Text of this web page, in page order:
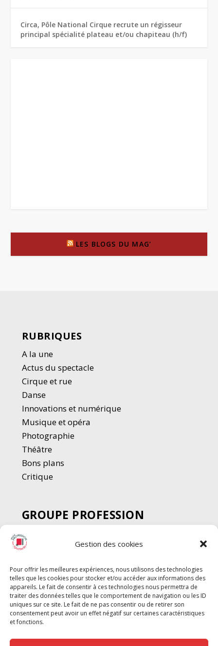
Gestion des cookies
Pour offrir les meilleures expériences, nous utilisons des technologies
telles que les cookies pour stocker et/ou accéder aux informations des
appareils. Le fait de consentir à ces technologies nous permettra de
traiter des données telles que le comportement de navigation ou les ID
uniques sur ce site. Le fait de ne pas consentir ou de retirer son
consentement peut avoir un effet négatif sur certaines caractéristiques
et fonctions.
Circa, Pôle National Cirque recrute un régisseur
principal spécialité plateau et/ou chapiteau (h/f)
LES BLOGS DU MAG’
RUBRIQUES
A la une
Actus du spectacle
Cirque et rue
Danse
Innovations et numérique
Musique et opéra
Photographie
Théâtre
Bons plans
Critique
GROUPE PROFESSION
SPECTACLE
Chèque Intermittents
Chèque Compta
Chèque Emploi Spectacle
G-Pods
Profession Audio-visuel